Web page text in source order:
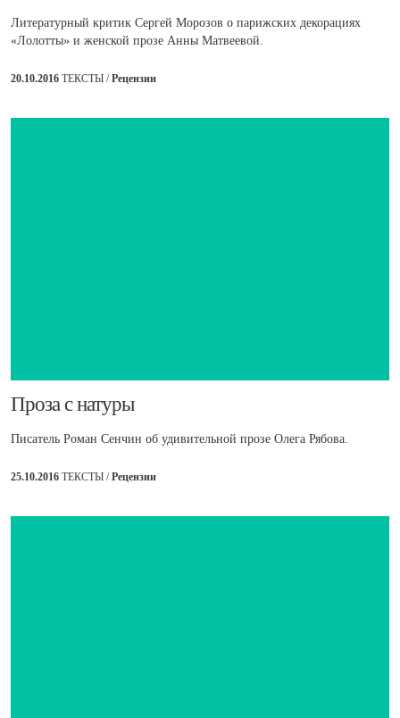
Литературный критик Сергей Морозов о парижских декорациях
«Лолотты» и женской прозе Анны Матвеевой.
20.10.2016 ТЕКСТЫ /Рецензии
​Проза с натуры
Писатель Роман Сенчин об удивительной прозе Олега Рябова.
25.10.2016 ТЕКСТЫ /Рецензии